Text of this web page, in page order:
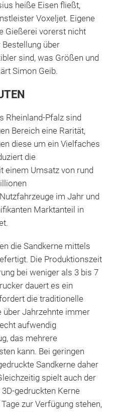
heiße Eisen fließt,
Voxeljet. Eigene
Gießerei vorerst nicht
Bestellung über
sind, was Größen und
Simon Geib.
Rheinland-Pfalz sind
Bereich eine Rarität,
diese um ein Vielfaches
die
einem Umsatz von rund
im Jahr und
Marktanteil in
die Sandkerne mittels
Die Produktionszeit
bei weniger als 3 bis 7
dauert es ein
die traditionelle
über Jahrzehnte immer
aufwendig
das mehrere
kann. Bei geringen
Sandkerne daher
spielt auch der
gedruckten Kerne
zur Verfügung stehen,